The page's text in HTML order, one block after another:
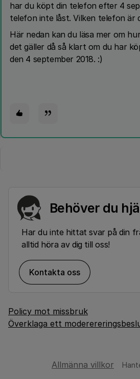
har du köpt din telefon efter 4
telefon inte låst. Vilken telefon är
Här nedan kan du läsa mer om
det gäller då så klart om du har
den 4 september 2018. :)
Behöver du
Har du inte hittat svar på din
alltid höra av dig till oss!
Kontakta oss
Policy mot missbruk
Överklaga ett
Allmänna villkor